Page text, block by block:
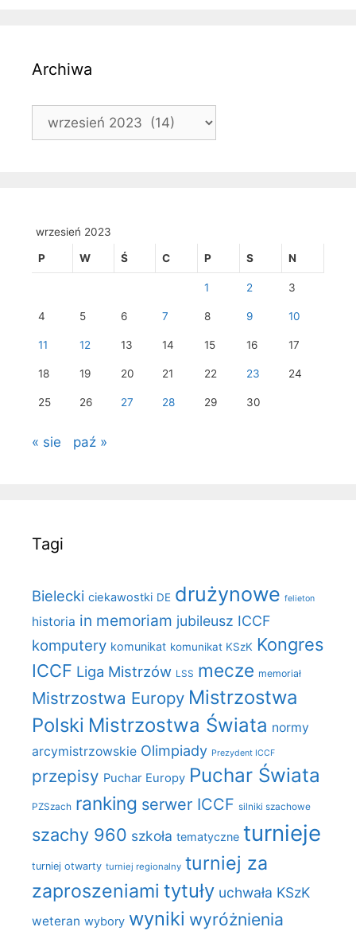
Archiwa
wrzesień 2023
P W Ś C P S N
1 2 3
4 5 6 7 8 9 10
11 12 13 14 15 16 17
18 19 20 21 22 23 24
25 26 27 28 29 30
« sie paź »
Tagi
Bielecki ciekawostki DE drużynowe felieton
historia in memoriam jubileusz ICCF
komputery komunikat komunikat KSzK Kongres
ICCF Liga Mistrzów LSS mecze memoriał
Mistrzostwa Europy Mistrzostwa
Polski Mistrzostwa Świata normy
arcymistrzowskie Olimpiady Prezydent ICCF
przepisy Puchar Europy Puchar Świata
PZSzach ranking serwer ICCF silniki szachowe
szachy 960 szkoła tematyczne turnieje
turniej otwarty turniej regionalny turniej za
zaproszeniami tytuły uchwała KSzK
weteran wybory wyniki wyróżnienia